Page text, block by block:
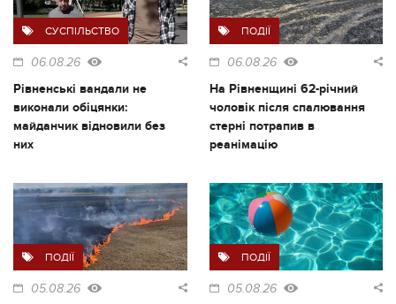
СУСПІЛЬСТВО
06.08.26
Рівненські вандали не
виконали обіцянки:
майданчик відновили без
них
ПОДІЇ
06.08.26
На Рівненщині 62-річний
чоловік після спалювання
стерні потрапив в
реанімацію
ПОДІЇ
05.08.26
ПОДІЇ
05.08.26